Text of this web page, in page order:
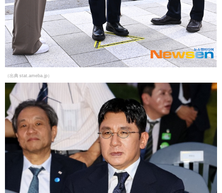
（出典 stat.ameba.jp）